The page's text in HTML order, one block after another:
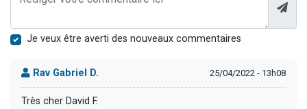
Je veux être averti des nouveaux commentaires
Rav Gabriel D. 25/04/2022 - 13h08
Très cher David F.